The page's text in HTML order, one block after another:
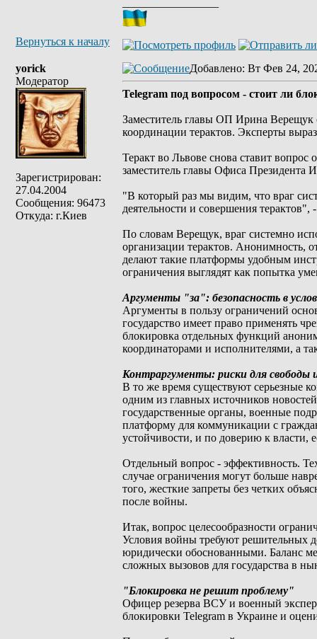
Вернуться к началу
yorick
Модератор
Зарегистрирован:
27.04.2004
Сообщения: 96473
Откуда: г.Киев
Добавлено: Вт Фев 24,
Telegram под вопросом - стоит ли
Заместитель главы ОП Ирина Верещук
координации терактов. Эксперты
Теракт во Львове снова ставит
заместитель главы Офиса Президента
"В который раз мы видим, что враг
деятельности и совершения
По словам Верещук, враг системно
организации терактов. Анонимность,
делают такие платформы удобным
ограничения выглядят как попытка
Аргументы "за": безопасность в
Аргументы в пользу ограничений
государство имеет право применять
блокировка отдельных функций
координаторами и исполнителями, а
Контраргументы: риски для свободы
В то же время существуют серьезные
одним из главных источников
государственные органы, военные
платформу для коммуникации с
устойчивости, и по доверию к власти,
Отдельный вопрос - эффективность.
случае ограничения могут больше
того, жесткие запреты без четких
после войны.
Итак, вопрос целесообразности
Условия войны требуют решительных
юридически обоснованными. Баланс
сложных вызовов для государства в
"Блокировка не решит проблему"
Офицер резерва ВСУ и военный
блокировки Telegram в Украине и